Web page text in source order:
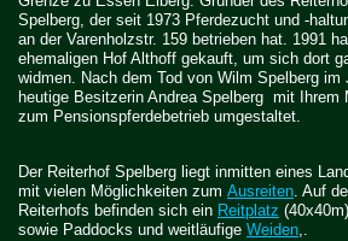
Spelberg, der seit 1973 Pferdezucht und -
an der Varenholzstr. 159 betrieben hat. 1991
ehemaligen Hof Althoff gekauft, um sich dort
widmen. Nach dem Tod von Wilm Spelberg im
heutige Besitzerin Andrea Spelberg mit Ihrem
zum Pensionspferdebetrieb umgestaltet.
Der Reiterhof Spelberg liegt inmitten eines
mit vielen Möglichkeiten zum Ausreiten. Auf
Reiterhofs befinden sich ein Reitplatz
sowie Paddocks und weitläufige Weiden,.